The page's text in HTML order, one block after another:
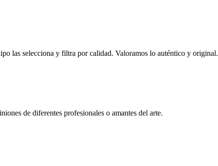
las selecciona y filtra por calidad. Valoramos lo auténtico y original.
de diferentes profesionales o amantes del arte.